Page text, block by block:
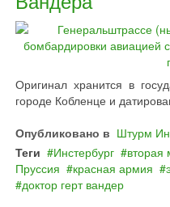
Оригинал хранится в
городе Кобленце и
Опубликовано в Штурм
Теги
Инстербург вторая
Пруссия
красная армия
доктор герт вандер